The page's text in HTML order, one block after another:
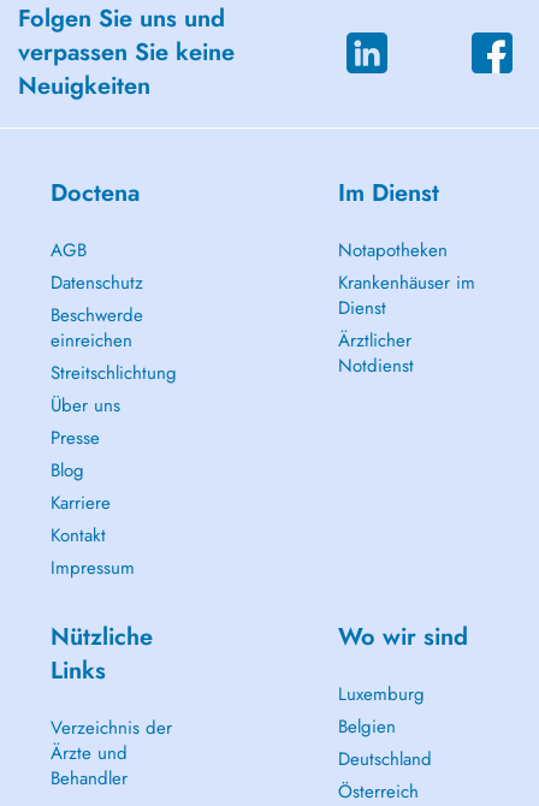
Folgen Sie uns und
verpassen Sie keine
Neuigkeiten
Doctena
AGB
Datenschutz
Beschwerde
einreichen
Streitschlichtung
Über uns
Presse
Blog
Karriere
Kontakt
Impressum
Im Dienst
Notapotheken
Krankenhäuser im
Dienst
Ärztlicher
Notdienst
Nützliche
Links
Verzeichnis der
Ärzte und
Behandler
Wo wir sind
Luxemburg
Belgien
Deutschland
Österreich